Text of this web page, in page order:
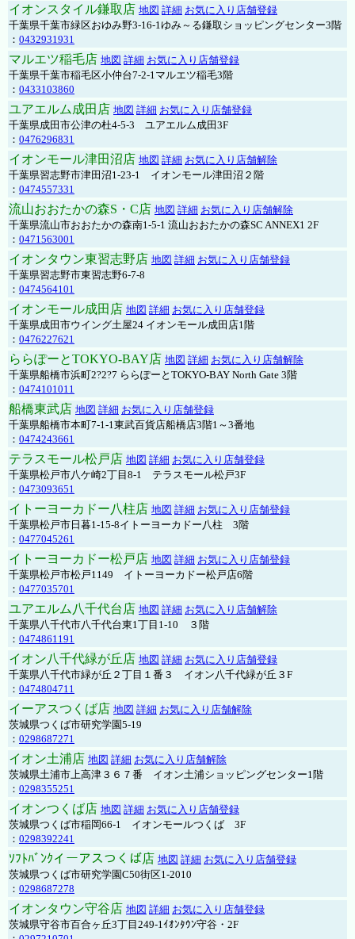
イオンスタイル鎌取店 地図 詳細 お気に入り店舗登録
千葉県千葉市緑区おゆみ野3-16-1ゆみ～る鎌取ショッピングセンター3階
： 0432931931
マルエツ稲毛店 地図 詳細 お気に入り店舗登録
千葉県千葉市稲毛区小仲台7-2-1マルエツ稲毛3階
： 0433103860
ユアエルム成田店 地図 詳細 お気に入り店舗登録
千葉県成田市公津の杜4-5-3 ユアエルム成田3F
： 0476296831
イオンモール津田沼店 地図 詳細 お気に入り店舗解除
千葉県習志野市津田沼1-23-1 イオンモール津田沼２階
： 0474557331
流山おおたかの森S・C店 地図 詳細 お気に入り店舗解除
千葉県流山市おおたかの森南1-5-1 流山おおたかの森SC ANNEX1 2F
： 0471563001
イオンタウン東習志野店 地図 詳細 お気に入り店舗登録
千葉県習志野市東習志野6-7-8
： 0474564101
イオンモール成田店 地図 詳細 お気に入り店舗登録
千葉県成田市ウイング土屋24 イオンモール成田店1階
： 0476227621
ららぽーとTOKYO-BAY店 地図 詳細 お気に入り店舗解除
千葉県船橋市浜町2?2?7 ららぽーとTOKYO-BAY North Gate 3階
： 0474101011
船橋東武店 地図 詳細 お気に入り店舗登録
千葉県船橋市本町7-1-1東武百貨店船橋店3階1～3番地
： 0474243661
テラスモール松戸店 地図 詳細 お気に入り店舗登録
千葉県松戸市八ケ崎2丁目8-1 テラスモール松戸3F
： 0473093651
イトーヨーカドー八柱店 地図 詳細 お気に入り店舗登録
千葉県松戸市日暮1-15-8イトーヨーカドー八柱 3階
： 0477045261
イトーヨーカドー松戸店 地図 詳細 お気に入り店舗登録
千葉県松戸市松戸1149 イトーヨーカドー松戸店6階
： 0477035701
ユアエルム八千代台店 地図 詳細 お気に入り店舗解除
千葉県八千代市八千代台東1丁目1-10 ３階
： 0474861191
イオン八千代緑が丘店 地図 詳細 お気に入り店舗登録
千葉県八千代市緑が丘２丁目１番３ イオン八千代緑が丘３F
： 0474804711
イーアスつくば店 地図 詳細 お気に入り店舗解除
茨城県つくば市研究学園5-19
： 0298687271
イオン土浦店 地図 詳細 お気に入り店舗解除
茨城県土浦市上高津３６７番 イオン土浦ショッピングセンター1階
： 0298355251
イオンつくば店 地図 詳細 お気に入り店舗登録
茨城県つくば市稲岡66-1 イオンモールつくば 3F
： 0298392241
ｿﾌﾄﾊﾞﾝｸイーアスつくば店 地図 詳細 お気に入り店舗登録
茨城県つくば市研究学園C50街区1-2010
： 0298687278
イオンタウン守谷店 地図 詳細 お気に入り店舗登録
茨城県守谷市百合ヶ丘3丁目249-1ｲｵﾝﾀｳﾝ守谷・2F